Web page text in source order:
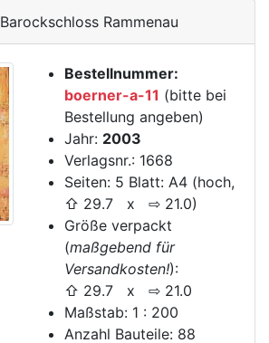
Barockschloss Rammenau
Bestellnummer:
boerner-a-11 (bitte bei
Bestellung angeben)
Jahr: 2003
Verlagsnr.: 1668
Seiten: 5 Blatt: A4 (hoch,
⇧ 29.7 x ⇨ 21.0)
Größe verpackt
(maßgebend für
Versandkosten!):
⇧ 29.7 x ⇨ 21.0
Maßstab: 1 : 200
Anzahl Bauteile: 88